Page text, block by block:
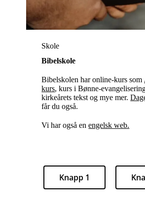
Skole
Bibelskole
Bibelskolen har online-kurs som
kurs, kurs i Bønne-
kirkeårets tekst og mye mer.
får du også.
Vi har også enengelsk web.
Knapp 1